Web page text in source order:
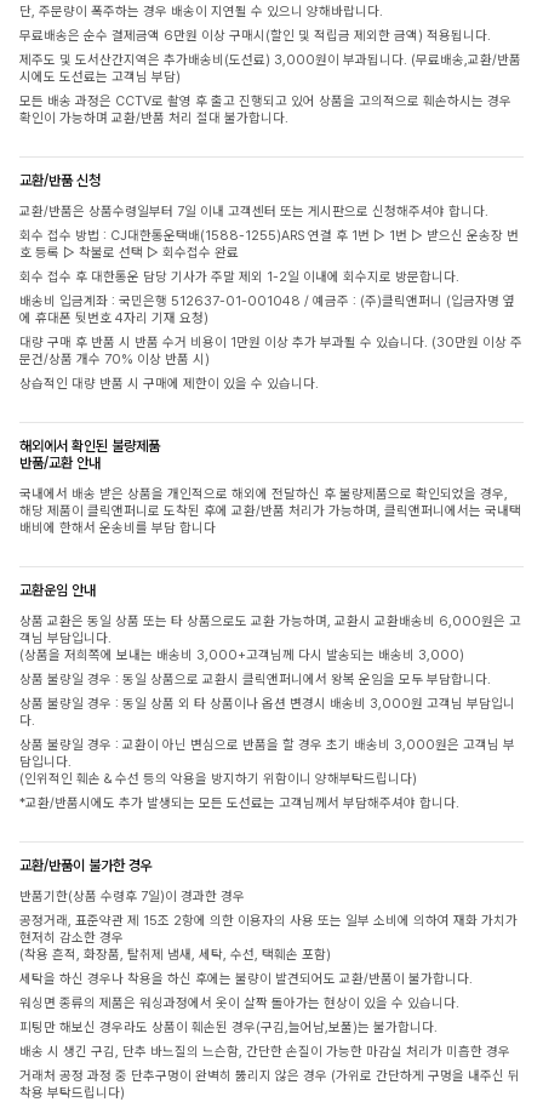
단, 주문량이 폭주하는 경우 배송이 지연될 수 있으니 양해바랍니다.
무료배송은 순수 결제금액 6만원 이상 구매시(할인 및 적립금 제외한 금액) 적용됩니다.
제주도 및 도서산간지역은 추가배송비(도선료) 3,000원이 부과됩니다. (무료배송,교환/반품
시에도 도선료는 고객님 부담)
모든 배송 과정은 CCTV로 촬영 후 출고 진행되고 있어 상품을 고의적으로 훼손하시는 경우
확인이 가능하며 교환/반품 처리 절대 불가합니다.
교환/반품 신청
교환/반품은 상품수령일부터 7일 이내 고객센터 또는 게시판으로 신청해주셔야 합니다.
회수 접수 방법 : CJ대한통운택배(1588-1255)ARS 연결 후 1번 ▷ 1번 ▷ 받으신 운송장 번
호 등록 ▷ 착불로 선택 ▷ 회수접수 완료
회수 접수 후 대한통운 담당 기사가 주말 제외 1-2일 이내에 회수지로 방문합니다.
배송비 입금계좌 : 국민은행 512637-01-001048 / 예금주 : (주)클릭앤퍼니 (입금자명 옆
에 휴대폰 뒷번호 4자리 기재 요청)
대량 구매 후 반품 시 반품 수거 비용이 1만원 이상 추가 부과될 수 있습니다. (30만원 이상 주
문건/상품 개수 70% 이상 반품 시)
상습적인 대량 반품 시 구매에 제한이 있을 수 있습니다.
해외에서 확인된 불량제품
반품/교환 안내
국내에서 배송 받은 상품을 개인적으로 해외에 전달하신 후 불량제품으로 확인되었을 경우,
해당 제품이 클릭앤퍼니로 도착된 후에 교환/반품 처리가 가능하며, 클릭앤퍼니에서는 국내택
배비에 한해서 운송비를 부담 합니다
교환운임 안내
상품 교환은 동일 상품 또는 타 상품으로도 교환 가능하며, 교환시 교환배송비 6,000원은 고
객님 부담입니다.
(상품을 저희쪽에 보내는 배송비 3,000+고객님께 다시 발송되는 배송비 3,000)
상품 불량일 경우 : 동일 상품으로 교환시 클릭앤퍼니에서 왕복 운임을 모두 부담합니다.
상품 불량일 경우 : 동일 상품 외 타 상품이나 옵션 변경시 배송비 3,000원 고객님 부담입니
다.
상품 불량일 경우 : 교환이 아닌 변심으로 반품을 할 경우 초기 배송비 3,000원은 고객님 부
담입니다.
(인위적인 훼손 & 수선 등의 악용을 방지하기 위함이니 양해부탁드립니다)
*교환/반품시에도 추가 발생되는 모든 도선료는 고객님께서 부담해주셔야 합니다.
교환/반품이 불가한 경우
반품기한(상품 수령후 7일)이 경과한 경우
공정거래, 표준약관 제 15조 2항에 의한 이용자의 사용 또는 일부 소비에 의하여 재화 가치가
현저히 감소한 경우
(착용 흔적, 화장품, 탈취제 냄새, 세탁, 수선, 택훼손 포함)
세탁을 하신 경우나 착용을 하신 후에는 불량이 발견되어도 교환/반품이 불가합니다.
워싱면 종류의 제품은 워싱과정에서 옷이 살짝 돌아가는 현상이 있을 수 있습니다.
피팅만 해보신 경우라도 상품이 훼손된 경우(구김,늘어남,보풀)는 불가합니다.
배송 시 생긴 구김, 단추 바느질의 느슨함, 간단한 손질이 가능한 마감실 처리가 미흡한 경우
거래처 공정 과정 중 단추구멍이 완벽히 뚫리지 않은 경우 (가위로 간단하게 구멍을 내주신 뒤
착용 부탁드립니다)